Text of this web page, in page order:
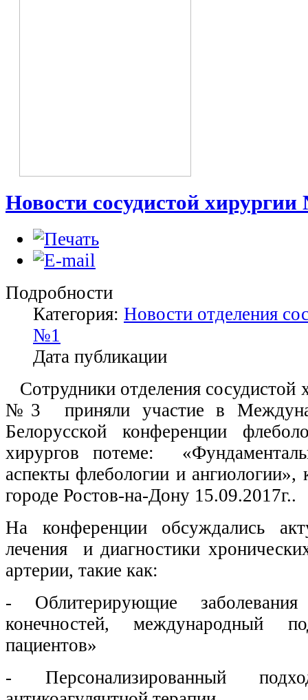
Новости сосудистой
Подробности
Категория: Новости отделения
№1
Дата публикации
Сотрудники отделения
№3 приняли участие в
Белорусской конференции
хирургов потеме:
аспекты флебологии и ангиологии»,
городе Ростов-на-Дону 15.09.2017г..
На конференции обсуждались
лечения и диагностики
артерии, такие как:
- Облитерирующие
конечностей, международный
пациентов»
- Персонализированный